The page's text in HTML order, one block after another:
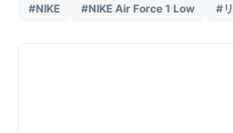
#NIKE #NIKE Air Force 1 Low #